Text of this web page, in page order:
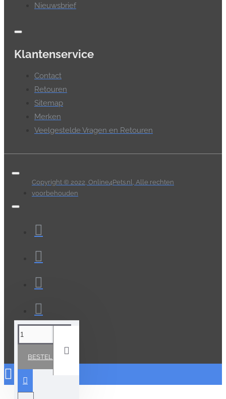
BESTELLEN
Nieuwsbrief
Klantenservice
Contact
Retouren
Sitemap
Merken
Veelgestelde Vragen en Retouren
Copyright © 2022, Online4Pets.nl, Alle rechten
voorbehouden